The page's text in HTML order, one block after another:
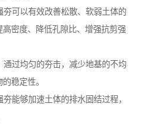
夯可以有效改善松散、软弱土体的
密度、降低孔隙比、增强抗剪强
通过均匀的夯击，减少地基的不均
稳定性。
能够加速土体的排水固结过程，